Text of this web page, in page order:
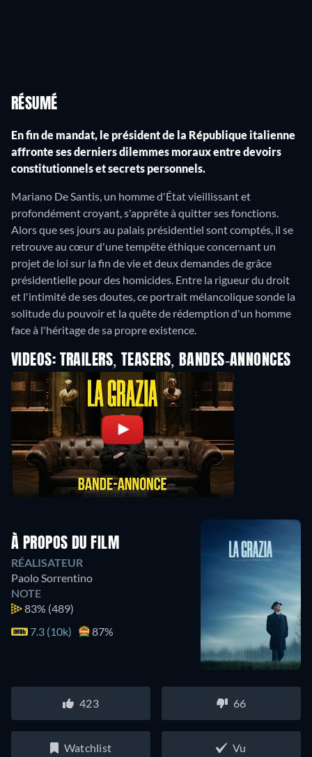
RÉSUMÉ
En fin de mandat, le président de la République italienne
affronte ses derniers dilemmes moraux entre devoirs
constitutionnels et secrets personnels.
Mariano De Santis, un homme d'État vieillissant et
profondément croyant, s'apprête à quitter ses fonctions.
Alors que ses jours au palais présidentiel sont comptés, il se
retrouve au cœur d'une tempête éthique concernant un
projet de loi sur la fin de vie et deux demandes de grâce
présidentielle pour des homicides. Entre la rigueur du droit
et l'intimité de ses doutes, ce portrait mélancolique sonde la
solitude du pouvoir et la quête de rédemption d'un homme
face à l'héritage de sa propre existence.
VIDEOS: TRAILERS, TEASERS, BANDES-ANNONCES
À PROPOS DU FILM
RÉALISATEUR
Paolo Sorrentino
NOTE
83% (489)
7.3 (10k)
87%
423 66
Watchlist Vu